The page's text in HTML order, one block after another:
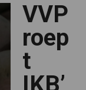
VVP
roep
t